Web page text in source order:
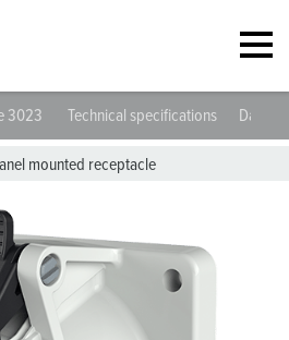
3023 Technical specifications
mounted receptacle